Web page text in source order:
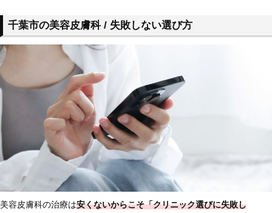
千葉市の美容皮膚科 / 失敗しない選び方
美容皮膚科の治療は安くないからこそ「クリニック選びに失敗し